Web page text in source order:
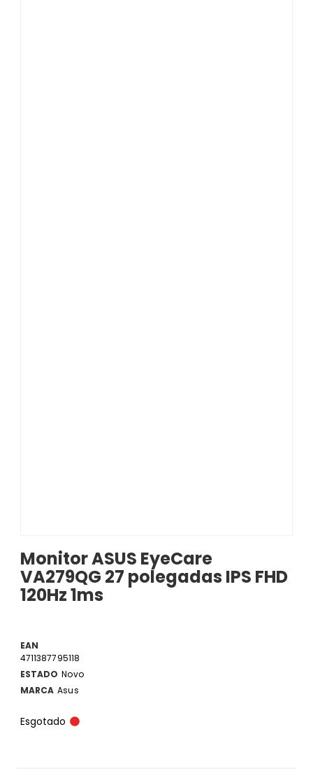
Monitor ASUS EyeCare
VA279QG 27 polegadas IPS FHD
120Hz 1ms
EAN
4711387795118
ESTADO Novo
MARCA Asus
Esgotado